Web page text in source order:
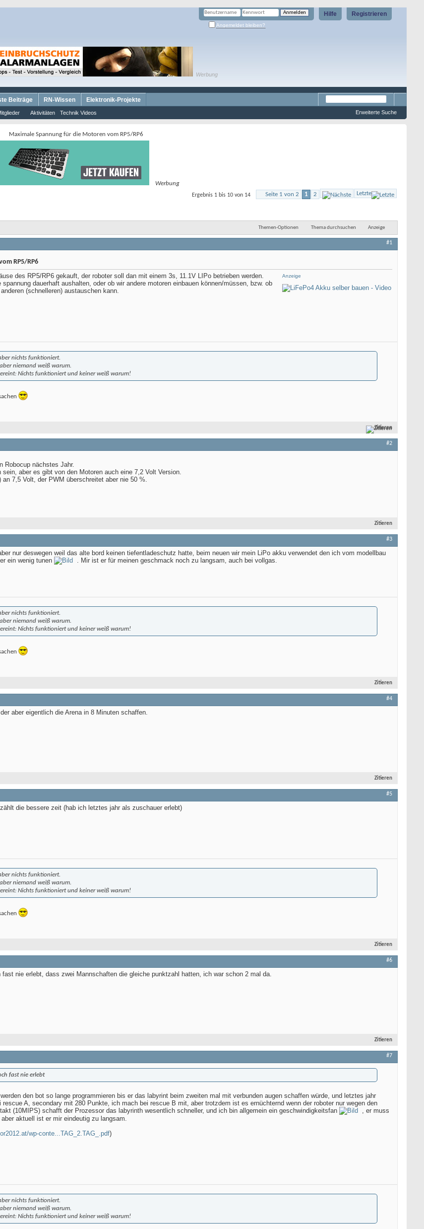
Registrieren
Hilfe
Angemeldet bleiben?
Werbung
Aktivitäten Technik Videos
Beiträge RN-Wissen Elektronik-Projekte
Erweiterte Suche
Maximale Spannung für die Motoren vom RP5/RP6
Werbung
Seite 1 von 2
1 2 Letzte
Ergebnis 1 bis 10 von 14
Themen-Optionen Thema durchsuchen Anzeige
#1
RP5/RP6
Anzeige
des RP5/RP6 gekauft, der roboter soll dan mit einem 3s, 11.1V LIPo betrieben werden.
dauerhaft aushalten, oder ob wir andere motoren einbauen können/müssen, bzw. ob
(schnelleren) austauschen kann.
nichts funktioniert.
niemand weiß warum.
Nichts funktioniert und keiner weiß warum!
Zitieren
#2
Robocup nächstes Jahr.
aber es gibt von den Motoren auch eine 7,2 Volt Version.
an 7,5 Volt, der PWM überschreitet aber nie 50 %.
Zitieren
#3
nur deswegen weil das alte bord keinen tiefentladeschutz hatte, beim neuen wir mein LiPo akku verwendet den ich vom modellbau
ein wenig tunen
. Mir ist er für meinen geschmack noch zu langsam, auch bei vollgas.
nichts funktioniert.
niemand weiß warum.
Nichts funktioniert und keiner weiß warum!
Zitieren
#4
aber eigentlich die Arena in 8 Minuten schaffen.
Zitieren
#5
die bessere zeit (hab ich letztes jahr als zuschauer erlebt)
nichts funktioniert.
niemand weiß warum.
Nichts funktioniert und keiner weiß warum!
Zitieren
#6
nie erlebt, dass zwei Mannschaften die gleiche punktzahl hatten, ich war schon 2 mal da.
Zitieren
#7
fast nie erlebt
den bot so lange programmieren bis er das labyrint beim zweiten mal mit verbunden augen schaffen würde, und letztes jahr
rescue A, secondary mit 280 Punkte, ich mach bei rescue B mit, aber trotzdem ist es ernüchternd wenn der roboter nur wegen den
(10MIPS) schafft der Prozessor das labyrinth wesentlich schneller, und ich bin allgemein ein geschwindigkeitsfan
, er muss
aktuell ist er mir eindeutig zu langsam.
wp-conte...TAG_2.TAG_.pdf)
nichts funktioniert.
niemand weiß warum.
Nichts funktioniert und keiner weiß warum!